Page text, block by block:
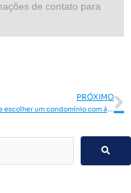
de contato para
PRÓXIMO
Por que escolher um condomínio com área de lazer?